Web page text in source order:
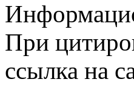
При
ссылка на